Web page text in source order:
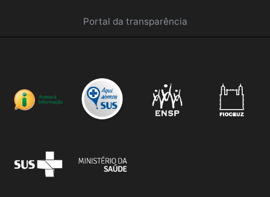
Portal da transparência